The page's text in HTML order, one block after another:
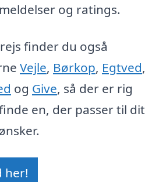
og ratings.
finder du også
Vejle, Børkop, Egtved,
og Give, så der er rig
en, der passer til dit
her!